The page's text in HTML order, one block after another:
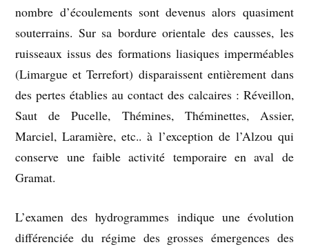
nombre d’écoulements sont devenus alors quasiment
souterrains. Sur sa bordure orientale des causses, les
ruisseaux issus des formations liasiques imperméables
(Limargue et Terrefort) disparaissent entièrement dans
des pertes établies au contact des calcaires : Réveillon,
Saut de Pucelle, Thémines, Théminettes, Assier,
Marciel, Laramière, etc.. à l’exception de l’Alzou qui
conserve une faible activité temporaire en aval de
Gramat.
L’examen des hydrogrammes indique une évolution
différenciée du régime des grosses émergences des